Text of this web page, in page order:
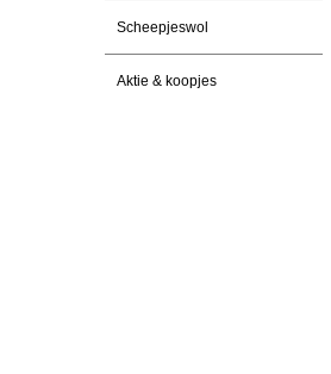
Scheepjeswol
Aktie & koopjes